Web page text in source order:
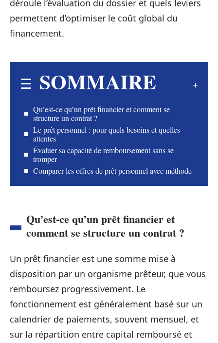
déroule l’évaluation du dossier et quels leviers
permettent d’optimiser le coût global du
financement.
SOMMAIRE
Qu’est-ce qu’un prêt financier et comment se
structure un contrat ?
Le prêt personnel : pour quels besoins et quelles
attentes
Évaluer sa capacité de remboursement sans se
tromper
Comparer les offres de prêt personnel avec méthode
Qu’est-ce qu’un prêt financier et
comment se structure un contrat ?
Un prêt financier est une somme mise à
disposition par un organisme prêteur, que vous
remboursez progressivement. Le
fonctionnement est généralement basé sur un
calendrier de paiements, souvent mensuel, et
sur la répartition entre capital remboursé et